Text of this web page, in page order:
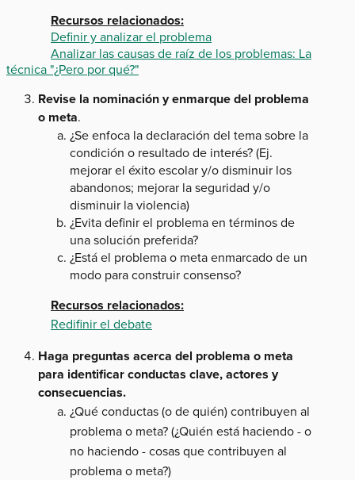
Recursos relacionados:
Definir y analizar el problema
Analizar las causas de raíz de los problemas: La
técnica "¿Pero por qué?"
Revise la nominación y enmarque del problema
o meta.
¿Se enfoca la declaración del tema sobre la
condición o resultado de interés? (Ej.
mejorar el éxito escolar y/o disminuir los
abandonos; mejorar la seguridad y/o
disminuir la violencia)
¿Evita definir el problema en términos de
una solución preferida?
¿Está el problema o meta enmarcado de un
modo para construir consenso?
Recursos relacionados:
Redifinir el debate
Haga preguntas acerca del problema o meta
para identificar conductas clave, actores y
consecuencias.
¿Qué conductas (o de quién) contribuyen al
problema o meta? (¿Quién está haciendo - o
no haciendo - cosas que contribuyen al
problema o meta?)